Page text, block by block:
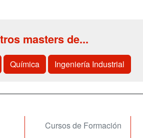
masters de...
Química Ingeniería Industrial
Cursos de Formación